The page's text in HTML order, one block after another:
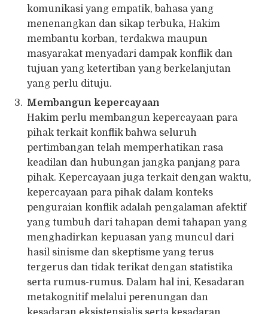
komunikasi yang empatik, bahasa yang
menenangkan dan sikap terbuka, Hakim
membantu korban, terdakwa maupun
masyarakat menyadari dampak konflik dan
tujuan yang ketertiban yang berkelanjutan
yang perlu dituju.
Membangun kepercayaan
Hakim perlu membangun kepercayaan para
pihak terkait konflik bahwa seluruh
pertimbangan telah memperhatikan rasa
keadilan dan hubungan jangka panjang para
pihak. Kepercayaan juga terkait dengan waktu,
kepercayaan para pihak dalam konteks
penguraian konflik adalah pengalaman afektif
yang tumbuh dari tahapan demi tahapan yang
menghadirkan kepuasan yang muncul dari
hasil sinisme dan skeptisme yang terus
tergerus dan tidak terikat dengan statistika
serta rumus-rumus. Dalam hal ini, Kesadaran
metakognitif melalui perenungan dan